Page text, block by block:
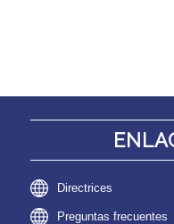
Directrices
Preguntas frecuentes